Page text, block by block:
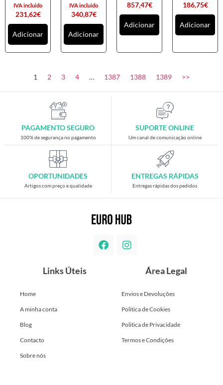
231,62€
IVA incluido
Adicionar
340,87€
IVA incluido
Adicionar
857,47€
Adicionar
186,75€
Adicionar
1 2 3 4 … 1387 1388 1389 >>
PAGAMENTO SEGURO
100% de segurança no pagamento
SUPORTE ONLINE
Um canal de comunicação online
OPORTUNIDADES
Artigos com preço e qualidade
ENTREGAS RÁPIDAS
Entregas rápidas dos pedidos
Links Úteis
Home
A minha conta
Blog
Contacto
Sobre nós
Área Legal
Envios e Devoluções
Politica de Cookies
Politica de Privacidade
Termos e Condições